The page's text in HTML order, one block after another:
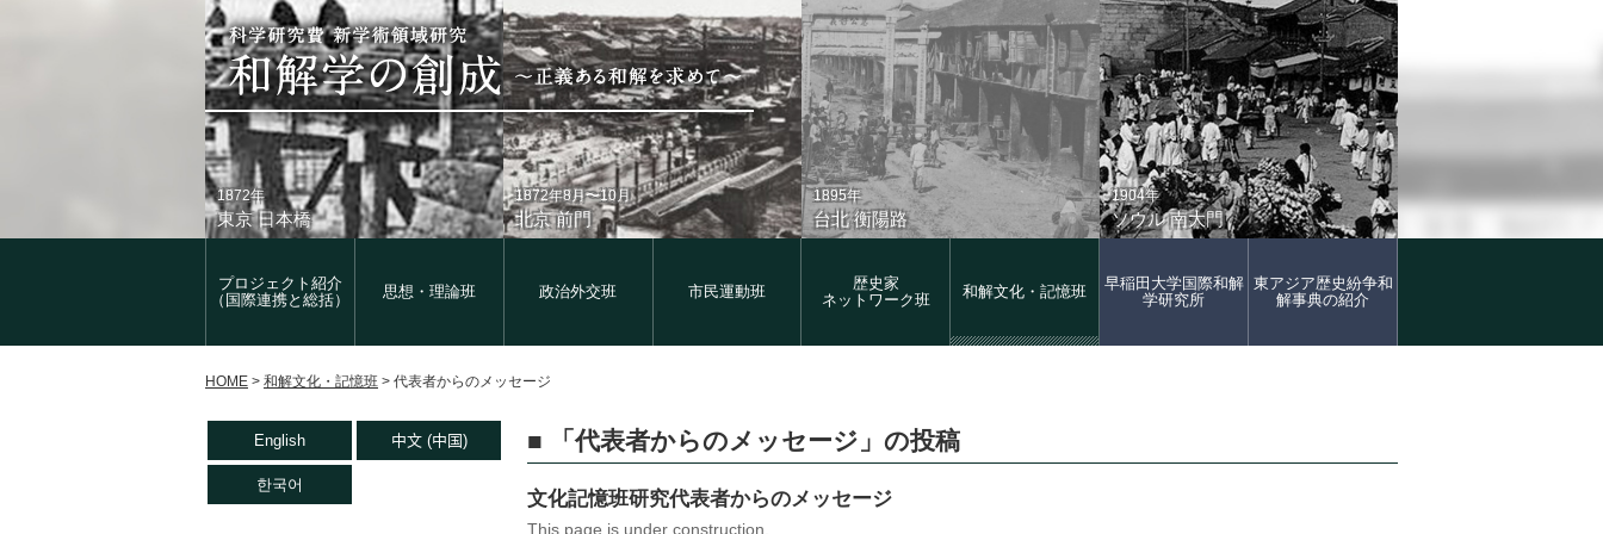
1872年
東京 日本橋
1933年
東京 日本橋
1872年8月〜10月
北京 前門
現在
北京 前門
1895年
台北 衡陽路
1930年代
台北 衡陽路
1904年
ソウル 南大門
プロジェクト紹介
（国際連携と総括）
思想・理論班 政治外交班 市民運動班
歴史家
ネットワーク班
和解文化・記憶班
早稲田大学国際和解
学研究所
東アジア歴史紛争和
解事典の紹介
HOME > 和解文化・記憶班 > 代表者からのメッセージ
English 中文 (中国)
한국어
「代表者からのメッセージ」の投稿
文化記憶班研究代表者からのメッセージ
This page is under construction.